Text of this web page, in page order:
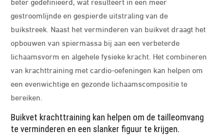
gestroomlijnde en gespierde uitstraling van de
buikstreek. Naast het verminderen van buikvet draagt het
opbouwen van spiermassa bij aan een verbeterde
lichaamsvorm en algehele fysieke kracht. Het combineren
van krachttraining met cardio-oefeningen kan helpen om
een evenwichtige en gezonde lichaamscompositie te
bereiken.
Buikvet krachttraining kan helpen om de tailleomvang
te verminderen en een slanker figuur te krijgen.